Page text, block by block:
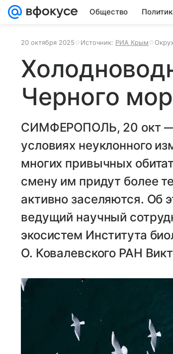
Общество
20 октября 2025 Источник: РИА Крым
Черного
СИМФЕРОПОЛЬ, 20 окт —
условиях неуклонного
многих привычных
смену им придут более
активно заселяются. Об
ведущий научный
экосистем Института
О. Ковалевского РАН